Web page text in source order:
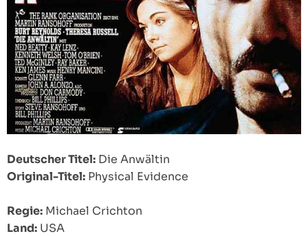
Deutscher Titel: Die Anwältin
Original-Titel: Physical Evidence
Regie: Michael Crichton
Land: USA